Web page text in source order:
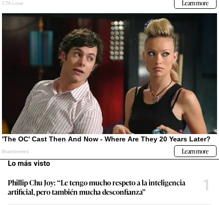
Lo más visto
Phillip Chu Joy: “Le tengo mucho respeto a la inteligencia
artificial, pero también mucha desconfianza”
1